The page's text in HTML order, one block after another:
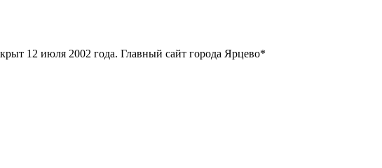
12 июля 2002 года. Главный сайт города Ярцево*